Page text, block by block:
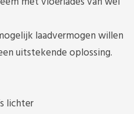
laadvermogen willen
uitstekende oplossing.
lichter